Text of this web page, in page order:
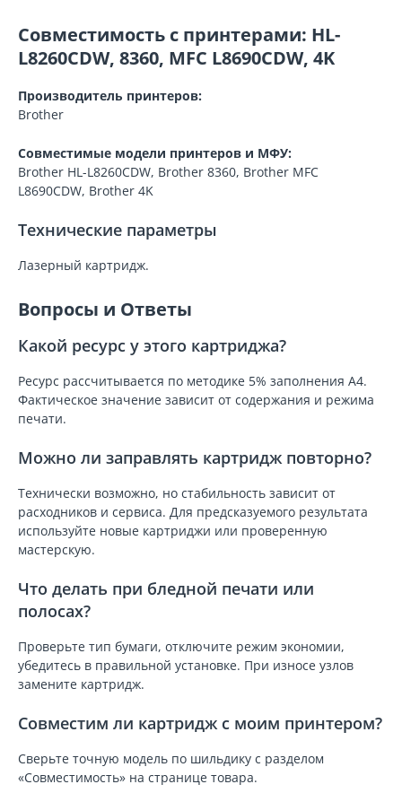
Совместимость с принтерами: HL-
L8260CDW, 8360, MFC L8690CDW, 4K
Производитель принтеров:
Brother
Совместимые модели принтеров и МФУ:
Brother HL-L8260CDW, Brother 8360, Brother MFC
L8690CDW, Brother 4K
Технические параметры
Лазерный картридж.
Вопросы и Ответы
Какой ресурс у этого картриджа?
Ресурс рассчитывается по методике 5% заполнения A4.
Фактическое значение зависит от содержания и режима
печати.
Можно ли заправлять картридж повторно?
Технически возможно, но стабильность зависит от
расходников и сервиса. Для предсказуемого результата
используйте новые картриджи или проверенную
мастерскую.
Что делать при бледной печати или
полосах?
Проверьте тип бумаги, отключите режим экономии,
убедитесь в правильной установке. При износе узлов
замените картридж.
Совместим ли картридж с моим принтером?
Сверьте точную модель по шильдику с разделом
«Совместимость» на странице товара.